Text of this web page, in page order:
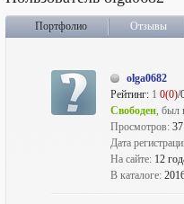
Портфолио Отзывы
olga0682
Рейтинг: 1 0(0)/
Свободен, был
Просмотров: 37
Дата
На сайте: 12
В каталоге: